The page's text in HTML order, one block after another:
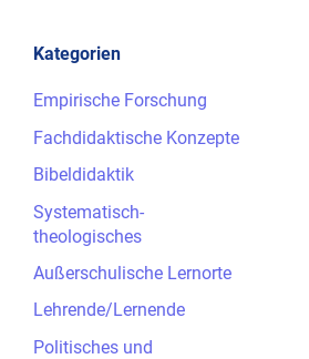
Kategorien
Empirische Forschung
Fachdidaktische Konzepte
Bibeldidaktik
Systematisch-
theologisches
Außerschulische Lernorte
Lehrende/Lernende
Politisches und